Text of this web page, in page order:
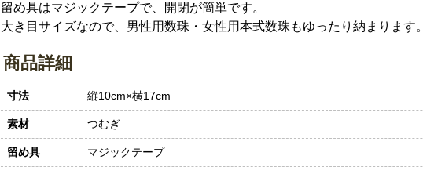
留め具はマジックテープで、開閉が簡単です。
大き目サイズなので、男性用数珠・女性用本式数珠もゆったり納まります。
商品詳細
寸法 縦10cm×横17cm
素材 つむぎ
留め具 マジックテープ